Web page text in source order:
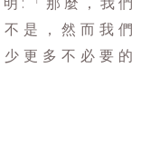
是，然而我們
更多不必要的